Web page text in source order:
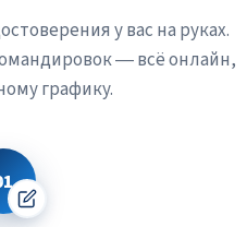
у вас на руках.
— всё онлайн,
графику.